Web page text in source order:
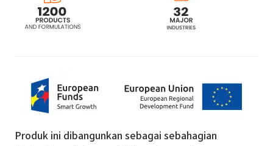
Produk ini dibangunkan sebagai sebahagian